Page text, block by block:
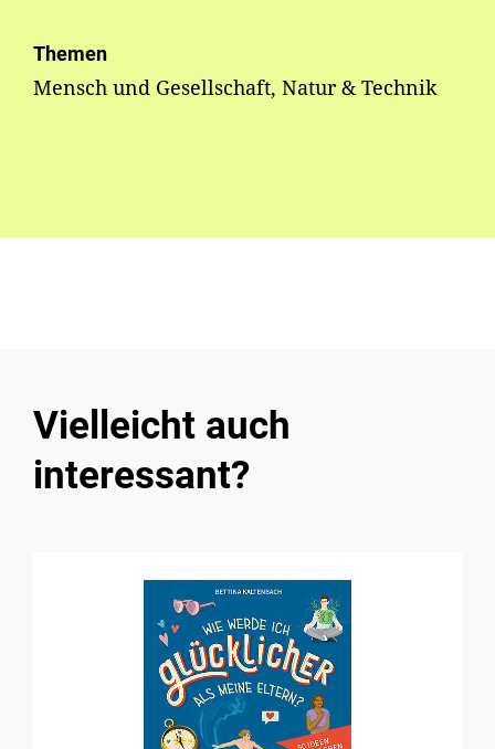
Themen
Mensch und Gesellschaft, Natur & Technik
Vielleicht auch
interessant?